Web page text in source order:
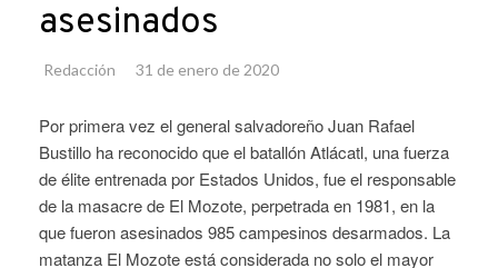
asesinados
Redacción 31 de enero de 2020
Por primera vez el general salvadoreño Juan Rafael
Bustillo ha reconocido que el batallón Atlácatl, una fuerza
de élite entrenada por Estados Unidos, fue el responsable
de la masacre de El Mozote, perpetrada en 1981, en la
que fueron asesinados 985 campesinos desarmados. La
matanza El Mozote está considerada no solo el mayor